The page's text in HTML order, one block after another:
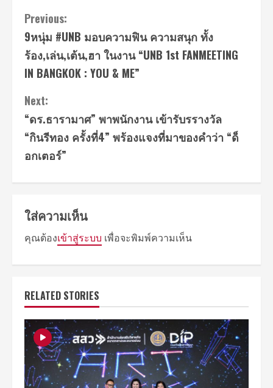
Continue
Reading
Previous:
9หนุ่ม #UNB มอบความฟิน ความสนุก ทั้ง
ร้อง,เล่น,เต้น,ฮา ในงาน “UNB 1st FANMEETING
IN BANGKOK : YOU & ME”
Next:
“ดร.ธารามาศ” พาพนักงาน เข้ารับรรางวัล
“กินรีทอง ครั้งที่4” พร้องแจงที่มาของคำว่า “ด็
อกเตอร์”
ใส่ความเห็น
คุณต้องเข้าสู่ระบบ เพื่อจะพิมพ์ความเห็น
RELATED STORIES